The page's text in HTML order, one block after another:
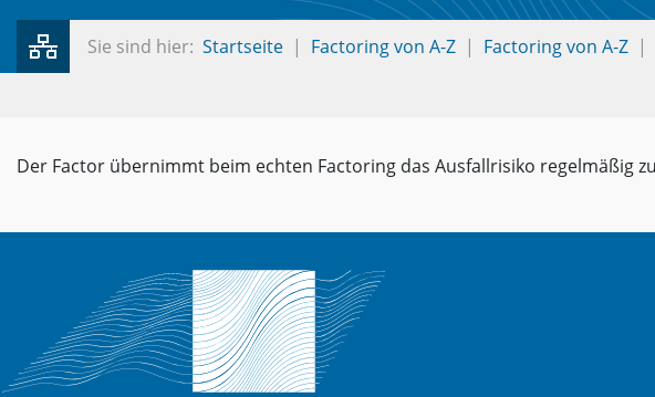
Sie sind hier: Startseite Factoring von A-Z Factoring von A-Z
Der Factor übernimmt beim echten Factoring das Ausfallrisiko regelmäßig